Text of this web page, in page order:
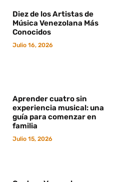
Diez de los Artistas de
Música Venezolana Más
Conocidos
Julio 16, 2026
Aprender cuatro sin
experiencia musical: una
guía para comenzar en
familia
Julio 15, 2026